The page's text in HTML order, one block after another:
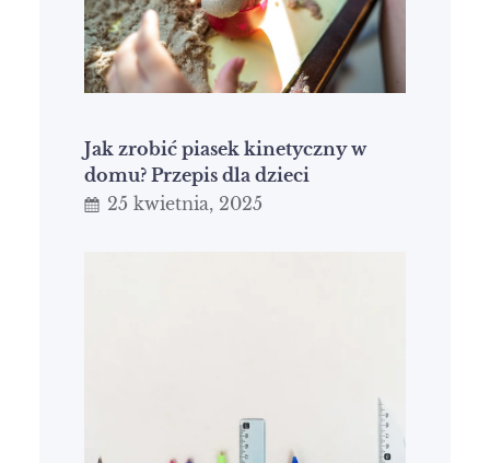
Jak zrobić piasek kinetyczny w
domu? Przepis dla dzieci
25 kwietnia, 2025